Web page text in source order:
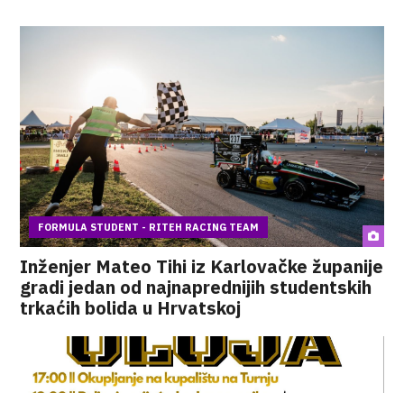
FORMULA STUDENT - RITEH RACING TEAM
Inženjer Mateo Tihi iz Karlovačke županije
gradi jedan od najnaprednijih studentskih
trkaćih bolida u Hrvatskoj